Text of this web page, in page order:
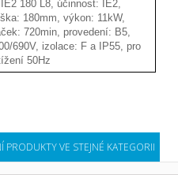
180 L8, účinnost: IE2,
180mm, výkon: 11kW,
720min, provedení: B5,
690V, izolace: F a IP55, pro
50Hz
PRODUKTY VE STEJNÉ KATEGORII